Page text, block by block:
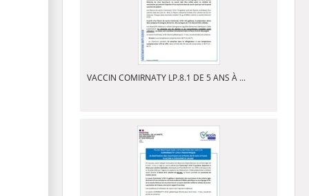
VACCIN COMIRNATY LP.8.1 DE 5 ANS À ...